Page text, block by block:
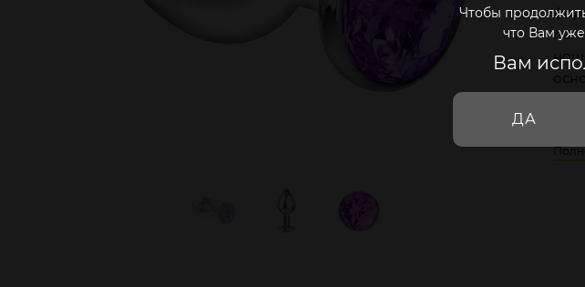
Чтобы
что Вам
Вам
ДА
Вес